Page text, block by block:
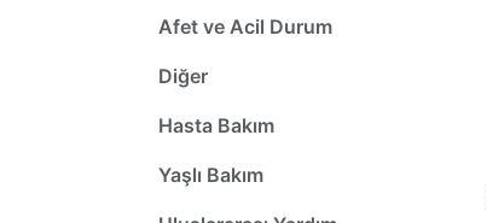
Afet ve Acil Durum
Diğer
Hasta Bakım
Yaşlı Bakım